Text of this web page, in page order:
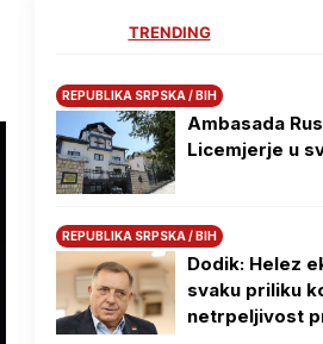
TRENDING
REPUBLIKA SRPSKA / BIH
Ambasada
Licemjerje u
REPUBLIKA SRPSKA / BIH
Dodik: Helez
svaku priliku
netrpeljivost